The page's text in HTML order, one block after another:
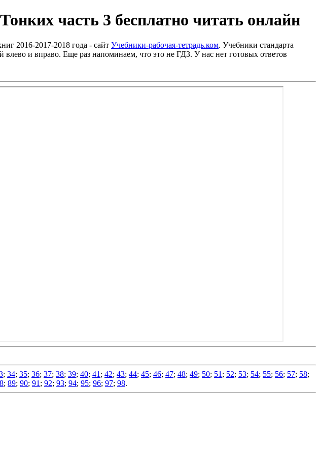
часть 3 бесплатно читать онлайн
2016-2017-2018 года - сайт Учебники-рабочая-тетрадь.ком. Учебники стандарта
и вправо. Еще раз напоминаем, что это не ГДЗ. У нас нет готовых ответов
; 34; 35; 36; 37; 38; 39; 40; 41 ; 42; 43; 44; 45; 46; 47; 48; 49; 50; 51 ; 52; 53; 54; 55; 56; 57; 58;
; 89; 90; 91 ; 92; 93; 94; 95; 96; 97; 98.